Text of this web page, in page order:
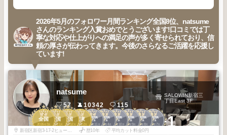
2026年5月のフォロワー月間ランキング全国8位、natsume
さんのランキング入賞おめでとうございます!口コミでは丁
寧な対応や仕上がりへの満足の声が多く寄せられており、信
頼の厚さが伝わってきます。今後のさらなるご活躍を応援し
ています!
2
全国
2026年 3月
3
全国
2026年 1
3
全国
2025年12月
3
関東
2026年 2月
2
新宿・高田馬
場・代々木
2025年 11
3
新宿・高田馬
場・代々木
2026年 4月
3
新宿・高田馬
場・代々木
2025年 10
3
新宿・高田馬
場・代々木
2025年 9月
3
新宿・高田馬
場・代々木
2025年 8月
3
新宿・高田馬
場・代々木
2025年 7月+1
natsume
57 10342 115
SALOWIN新宿三
丁目East 3F
歴10年
平均カット料金0円